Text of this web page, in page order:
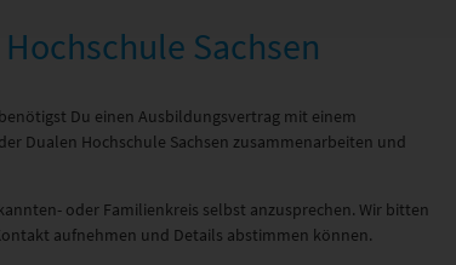
Sachsen
Du einen Ausbildungsvertrag mit einem
Dualen Hochschule Sachsen zusammenarbeiten und
oder Familienkreis selbst anzusprechen. Wir bitten
aufnehmen und Details abstimmen können.